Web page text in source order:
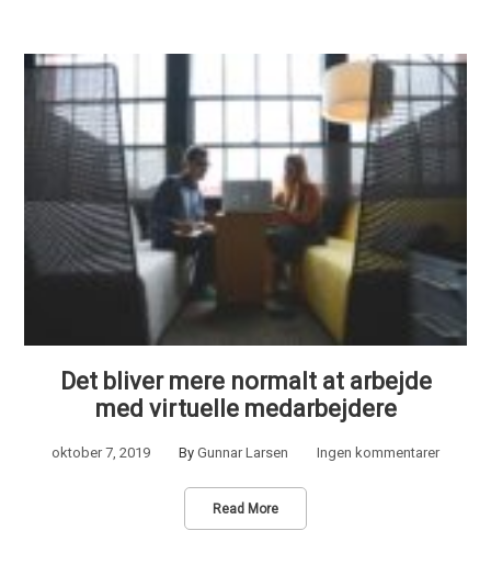
Det bliver mere normalt at arbejde
med virtuelle medarbejdere
oktober 7, 2019 By Gunnar Larsen Ingen kommentarer
Read More